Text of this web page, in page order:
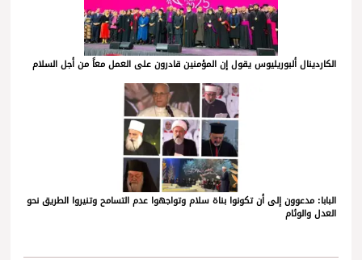
الكاردينال ألبوريليوس يقول إن المؤمنين قادرون على العمل معاً من أجل السلام
البابا: مدعوون إلى أن تكونوا بناة سلام وتواجهوا عدم التسامح وتنيروا الطريق نحو
العدل والوئام